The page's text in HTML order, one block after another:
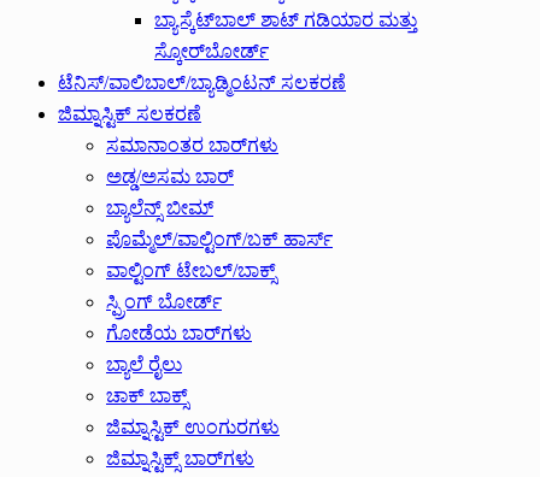
ಬ್ಯಾಸ್ಕೆಟ್‌ಬಾಲ್ ಶಾಟ್ ಗಡಿಯಾರ ಮತ್ತು
ಸ್ಕೋರ್‌ಬೋರ್ಡ್
ಟೆನಿಸ್/ವಾಲಿಬಾಲ್/ಬ್ಯಾಡ್ಮಿಂಟನ್ ಸಲಕರಣೆ
ಜಿಮ್ನಾಸ್ಟಿಕ್ ಸಲಕರಣೆ
ಸಮಾನಾಂತರ ಬಾರ್‌ಗಳು
ಅಡ್ಡ/ಅಸಮ ಬಾರ್
ಬ್ಯಾಲೆನ್ಸ್ ಬೀಮ್
ಪೊಮ್ಮೆಲ್/ವಾಲ್ಟಿಂಗ್/ಬಕ್ ಹಾರ್ಸ್
ವಾಲ್ಟಿಂಗ್ ಟೇಬಲ್/ಬಾಕ್ಸ್
ಸ್ಪ್ರಿಂಗ್ ಬೋರ್ಡ್
ಗೋಡೆಯ ಬಾರ್‌ಗಳು
ಬ್ಯಾಲೆ ರೈಲು
ಚಾಕ್ ಬಾಕ್ಸ್
ಜಿಮ್ನಾಸ್ಟಿಕ್ ಉಂಗುರಗಳು
ಜಿಮ್ನಾಸ್ಟಿಕ್ಸ್ ಬಾರ್‌ಗಳು